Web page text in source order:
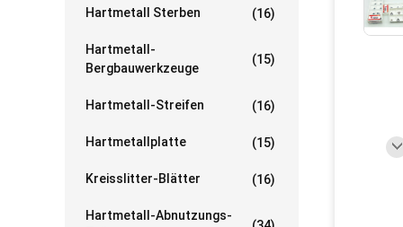
Hartmetall Sterben (16)
Hartmetall-
Bergbauwerkzeuge
(15)
Hartmetall-Streifen (16)
Hartmetallplatte (15)
Kreisslitter-Blätter (16)
Hartmetall-Abnutzungs-